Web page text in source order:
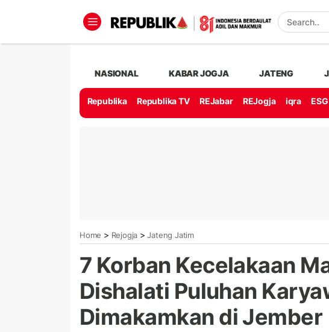
NASIONAL KABAR JOGJA JATENG
Republika Republika TV REJabar REJogja iqra
Home > Rejogja > Jateng Jatim
7 Korban Kecelakaan
Dishalati Puluhan
Dimakamkan di Jember